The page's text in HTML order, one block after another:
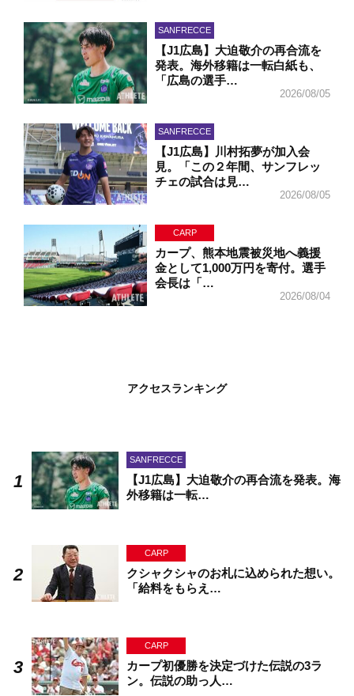
SANFRECCE
【J1広島】大迫敬介の再合流を
発表。海外移籍は一転白紙も、
「広島の選手…
2026/08/05
SANFRECCE
【J1広島】川村拓夢が加入会
見。「この２年間、サンフレッ
チェの試合は見…
2026/08/05
CARP
カープ、熊本地震被災地へ義援
金として1,000万円を寄付。選手
会長は「…
2026/08/04
アクセスランキング
SANFRECCE
【J1広島】大迫敬介の再合流を発表。海
外移籍は一転…
CARP
クシャクシャのお札に込められた想い。
「給料をもらえ…
CARP
カープ初優勝を決定づけた伝説の3ラ
ン。伝説の助っ人…